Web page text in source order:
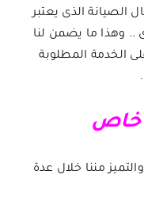
الذى يعتبر
وهذا ما يضمن لنا
الخدمة المطلوبة
خاص
مننا خلال عدة